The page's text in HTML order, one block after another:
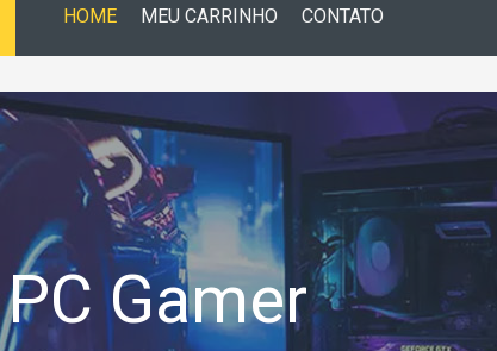
HOME MEU CARRINHO CONTATO
Home Office